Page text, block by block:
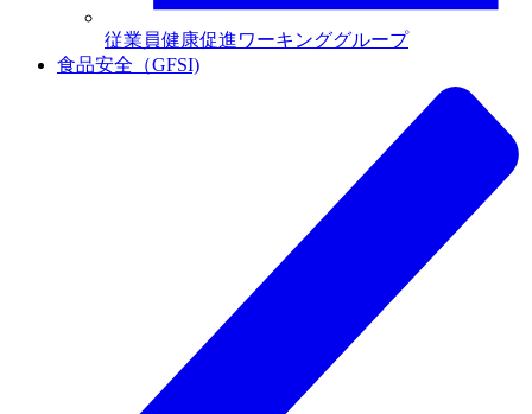
従業員健康促進ワーキンググループ
食品安全（GFSI)